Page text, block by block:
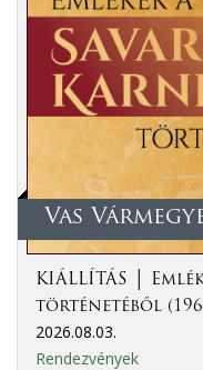
Vas
KIÁLLÍTÁS │
történetéből
2026.08.03.
Rendezvények